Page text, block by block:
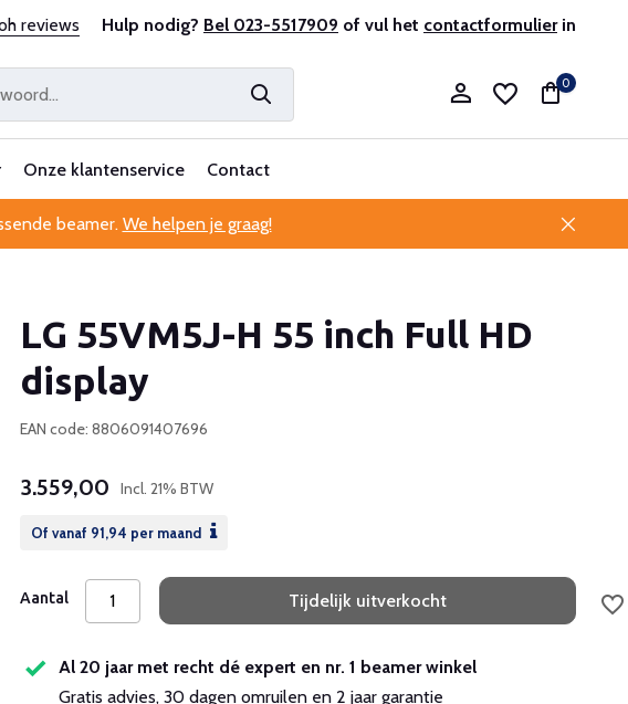
Professionele klantenservice
reviews Hulp nodig? Bel 023-5517909 of vul het contactformulierin
Account aanmaken
0
Onze klantenservice Contact
beamer. We helpen je graag!
LG 55VM5J-H 55 inch Full HD
display
EAN code: 8806091407696
3.559,00 Incl. 21% BTW
Of vanaf 91,94 per maand
Aantal Tijdelijk uitverkocht
Al 20 jaar met recht dé expert en nr. 1 beamer winkel
Gratis advies, 30 dagen omruilen en 2 jaar garantie